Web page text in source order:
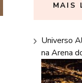
MAIS
Universo
na Arena